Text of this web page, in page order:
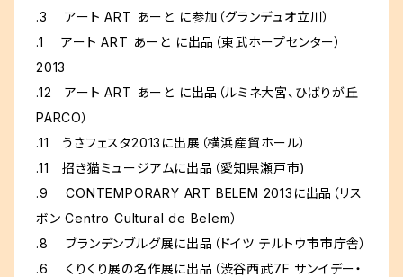
.3 アート ART あーと に参加（グランデュオ立川）
.1 アート ART あーと に出品（東武ホープセンター）
2013
.12 アート ART あーと に出品（ルミネ大宮、ひばりが丘
PARCO）
.11 うさフェスタ2013に出展（横浜産貿ホール）
.11 招き猫ミュージアムに出品（愛知県瀬戸市)
.9 CONTEMPORARY ART BELEM 2013に出品（リス
ボン Centro Cultural de Belem）
.8 ブランデンブルグ展に出品（ドイツ テルトウ市市庁舎）
.6 くりくり展の名作展に出品（渋谷西武7F サンイデー・